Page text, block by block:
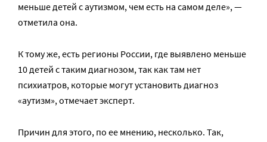
меньше детей с аутизмом, чем есть на самом деле», —
отметила она.
К тому же, есть регионы России, где выявлено меньше
10 детей с таким диагнозом, так как там нет
психиатров, которые могут установить диагноз
«аутизм», отмечает эксперт.
Причин для этого, по ее мнению, несколько. Так,